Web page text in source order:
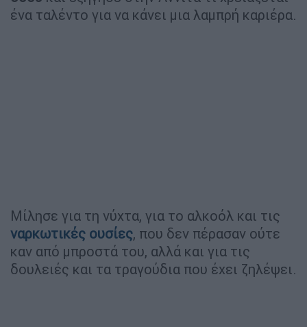
ένα ταλέντο για να κάνει μια λαμπρή καριέρα.
Μίλησε για τη νύχτα, για το αλκοόλ και τις
ναρκωτικές ουσίες, που δεν πέρασαν ούτε
καν από μπροστά του, αλλά και για τις
δουλειές και τα τραγούδια που έχει ζηλέψει.